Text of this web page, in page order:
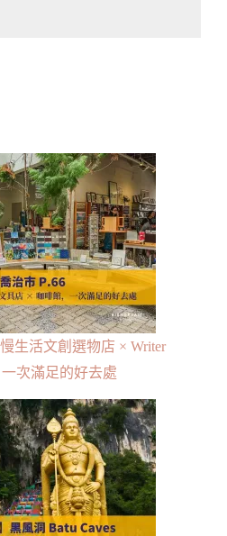
生活文創選物店 × Writer
次滿足的好去處